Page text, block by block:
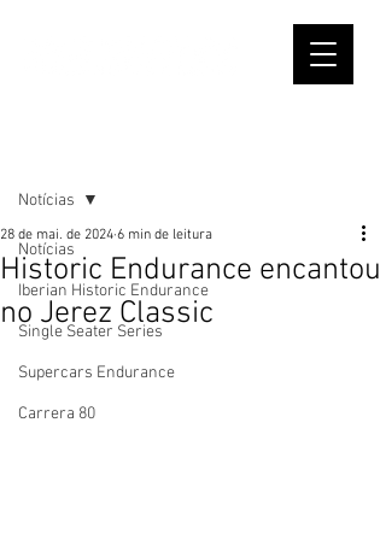
Notícias
Iberian Historic Endurance
Single Seater Series
Supercars Endurance
Carrera 80
Notícias
Historic Endurance encantou
no Jerez Classic
28 de mai. de 2024 6 min de leitura